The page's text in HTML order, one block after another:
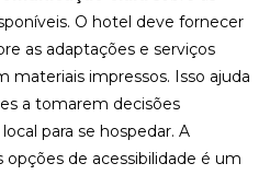
O hotel deve fornecer
as adaptações e serviços
materiais impressos. Isso ajuda
a tomarem decisões
para se hospedar. A
opções de acessibilidade é um